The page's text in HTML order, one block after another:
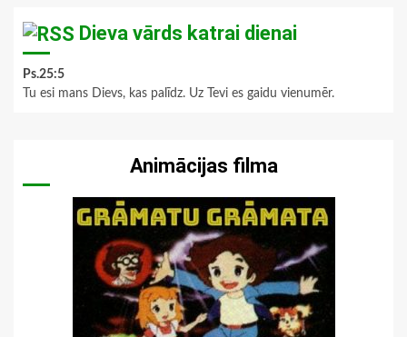
Dieva vārds katrai dienai
Ps.25:5
Tu esi mans Dievs, kas palīdz. Uz Tevi es gaidu vienumēr.
Animācijas filma